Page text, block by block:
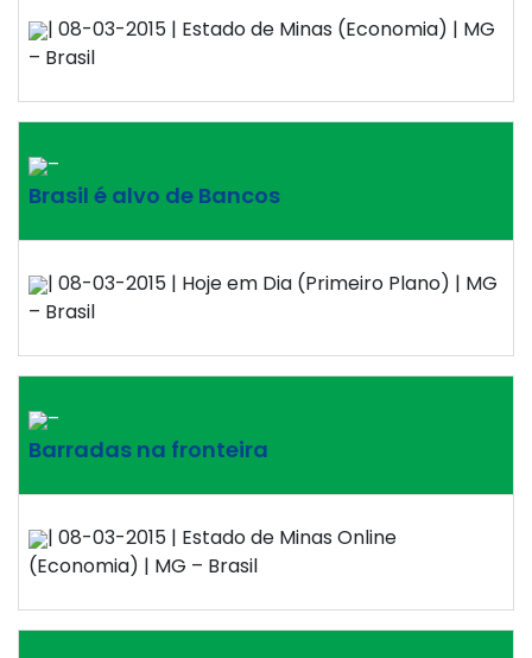
| 08-03-2015 | Estado de Minas (Economia) | MG
– Brasil
–
Brasil é alvo de Bancos
| 08-03-2015 | Hoje em Dia (Primeiro Plano) | MG
– Brasil
–
Barradas na fronteira
| 08-03-2015 | Estado de Minas Online
(Economia) | MG – Brasil